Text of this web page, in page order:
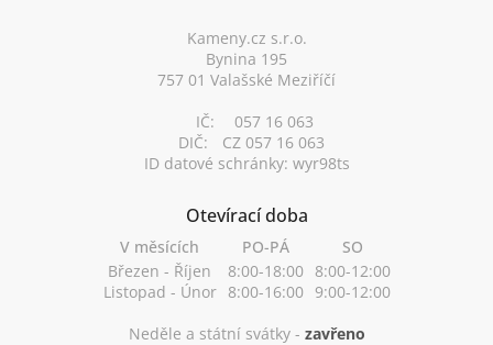
Kameny.cz s.r.o.
Bynina 195
757 01 Valašské Meziříčí
IČ:
057 16 063
DIČ:
CZ 057 16 063
ID datové schránky: wyr98ts
Otevírací doba
V měsících PO-PÁ
SO
Březen - Říjen
8:00-18:00 8:00-12:00
Listopad - Únor 8:00-16:00 9:00-12:00
Neděle a státní svátky - zavřeno